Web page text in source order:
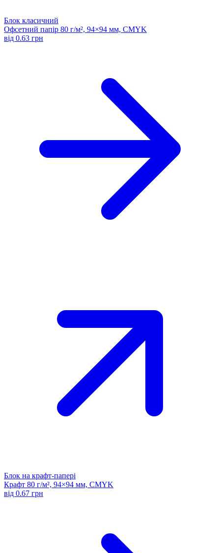
Блок класичний
Офсетний папір 80 г/м², 94×94 мм, CMYK
від 0.63 грн
Блок на крафт-папері
Крафт 80 г/м², 94×94 мм, CMYK
від 0.67 грн